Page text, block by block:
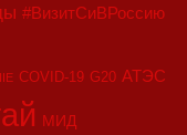
#ВизитСиВРоссию
COVID-19 G20 АТЭС
МИД